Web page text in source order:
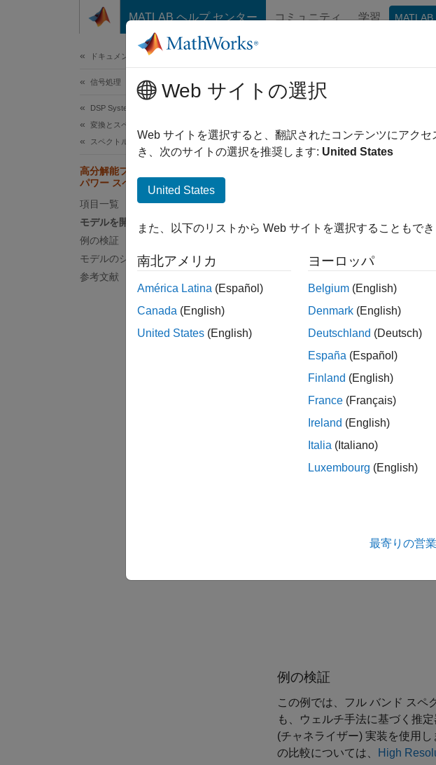
コンテンツへスキップ
MATLAB ヘルプ センター コミュニティ 学習 MATLAB
ドキュメンテーションのホーム
信号処理
DSP System Toolbox
変換とスペクトル解析
スペクトル解析
高分解能フィルター バンク ベースの
パワー スペクトル推定
項目一覧
モデルを開く
例の検証
モデルのシミュレーション
参考文献
このページの内容は最新では
高分解能フィル
Simulink Simulink
この例では、チャネライザー
ペクトル解析を実行する方法
モデルを開く
例の検証
この例では、フル バンド スペ
も、ウェルチ手法に基づく推
(チャネライザー) 実装を使用
の比較については、
High
Web サイトの選択
Web サイトを選択すると、翻訳されたコンテンツにアク
き、次のサイトの選択を推奨します: United States
United States
また、以下のリストから Web サイトを選択することもでき
南北アメリカ
América Latina (Español)
Canada (English)
United States (English)
ヨーロッパ
Belgium (English)
Denmark (English)
Deutschland (Deutsch)
España (Español)
Finland (English)
France (Français)
Ireland (English)
Italia (Italiano)
Luxembourg (English)
最寄りの営